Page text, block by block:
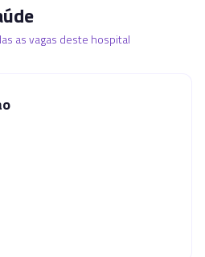
as vagas deste hospital